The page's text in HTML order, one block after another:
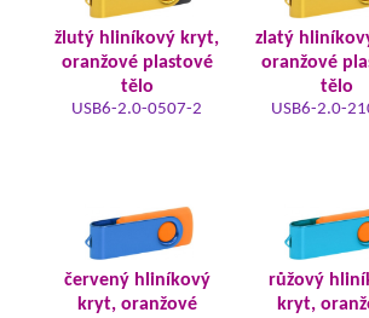
žlutý hliníkový kryt,
oranžové plastové
tělo
USB6-2.0-0507-2
zlatý
oranžové
tělo
USB6-2.0-
červený hliníkový
kryt, oranžové
růžový
kryt,